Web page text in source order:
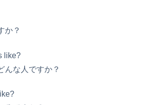
か？
like?
んな人ですか？